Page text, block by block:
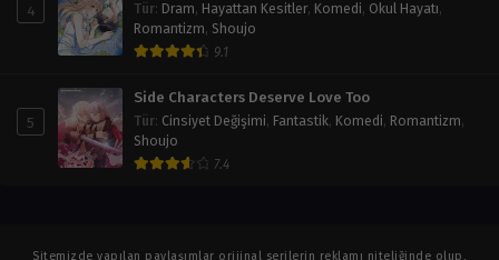
4 Tür: Dram, Hayattan Kesitler, Komedi, Okul Hayatı,
Romantizm, Shoujo
9.1
5
Side Characters Deserve Love Too
Tür: Cinsiyet Değişimi, Fantastik, Komedi, Romantizm,
Shoujo
7.4
Sitemizde yapılan paylaşımlar orijinal serilerin reklamı niteliğinde olup,